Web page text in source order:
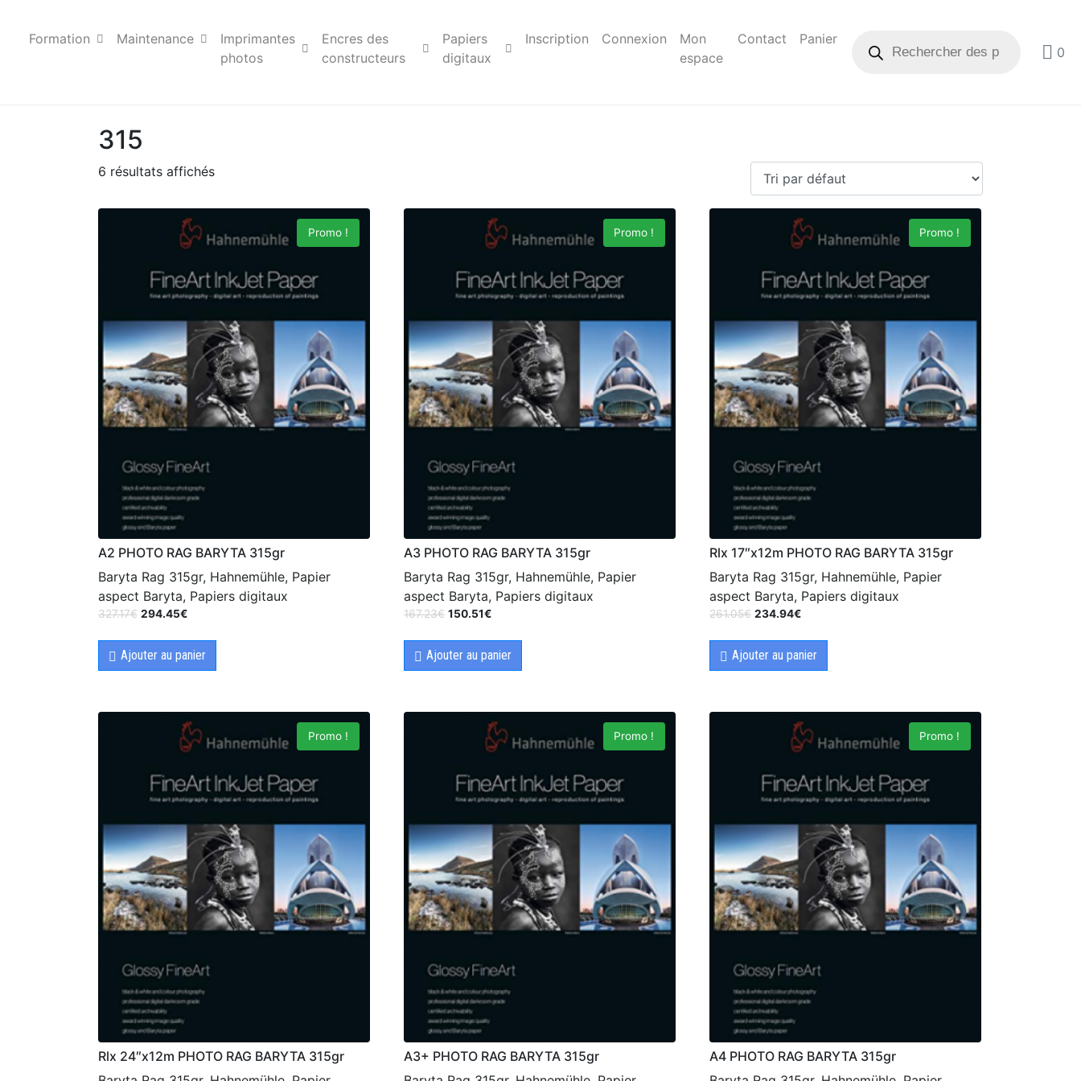
Formation Maintenance
Imprimantes
photos
Encres des
constructeurs
Papiers
digitaux
Inscription Connexion
Mon
espace
Contact
Panier
0
315
6 résultats affichés
Promo !
A2 PHOTO RAG BARYTA 315gr
Baryta Rag 315gr, Hahnemühle, Papier
aspect Baryta, Papiers digitaux
327.17€ 294.45€
Ajouter au panier
Promo !
A3 PHOTO RAG BARYTA 315gr
Baryta Rag 315gr, Hahnemühle, Papier
aspect Baryta, Papiers digitaux
167.23€ 150.51€
Ajouter au panier
Promo !
Rlx 17″x12m PHOTO RAG BARYTA 315gr
Baryta Rag 315gr, Hahnemühle, Papier
aspect Baryta, Papiers digitaux
261.05€ 234.94€
Ajouter au panier
Promo !
Rlx 24″x12m PHOTO RAG BARYTA 315gr
Promo !
A3+ PHOTO RAG BARYTA 315gr
Promo !
A4 PHOTO RAG BARYTA 315gr